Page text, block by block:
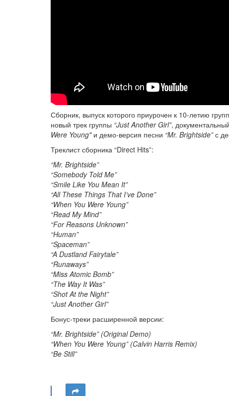
Сборник, выпуск которого приурочен к 10-летию
новый трек группы “Just Another Girl”,
Were Young"и демо-версия песни “Mr. Brightside”с
Треклист сборника “Direct Hits”:
“Mr. Brightside”
“Somebody Told Me”
“Smile Like You Mean It”
“All These Things That I’ve Done”
“When You Were Young”
“Read My Mind”
“For Reasons Unknown”
“Human”
“Spaceman”
“A Dustland Fairytale”
“Runaways”
“Miss Atomic Bomb”
“The Way It Was”
“Shot At the Night”
“Just Another Girl”
Бонус-треки расширенной версии:
“Mr. Brightside” (Original Demo)
“When You Were Young” (Calvin Harris Remix)
“Be Still”